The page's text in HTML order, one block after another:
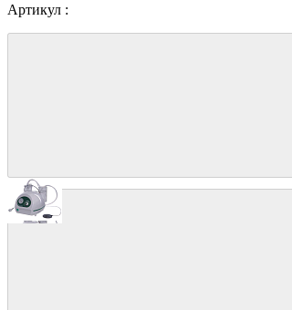
Артикул :